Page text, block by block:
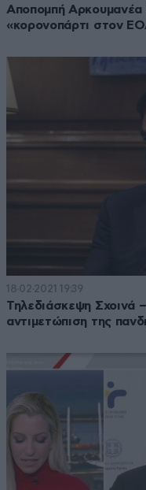
Αποπομπή Αρκουμανέα
«κορονοπάρτι στον
18·02·2021 19:39
Τηλεδιάσκεψη Σχοινά
αντιμετώπιση της